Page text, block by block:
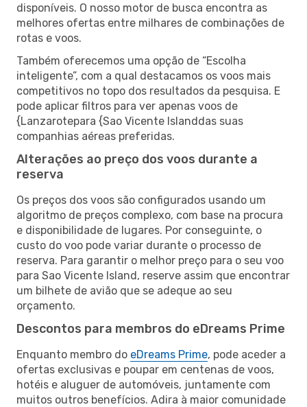
disponíveis. O nosso motor de busca encontra as
melhores ofertas entre milhares de combinações de
rotas e voos.
Também oferecemos uma opção de “Escolha
inteligente”, com a qual destacamos os voos mais
competitivos no topo dos resultados da pesquisa. E
pode aplicar filtros para ver apenas voos de
{Lanzarotepara {Sao Vicente Islanddas suas
companhias aéreas preferidas.
Alterações ao preço dos voos durante a
reserva
Os preços dos voos são configurados usando um
algoritmo de preços complexo, com base na procura
e disponibilidade de lugares. Por conseguinte, o
custo do voo pode variar durante o processo de
reserva. Para garantir o melhor preço para o seu voo
para Sao Vicente Island, reserve assim que encontrar
um bilhete de avião que se adeque ao seu
orçamento.
Descontos para membros do eDreams Prime
Enquanto membro do eDreams Prime, pode aceder a
ofertas exclusivas e poupar em centenas de voos,
hotéis e aluguer de automóveis, juntamente com
muitos outros benefícios. Adira à maior comunidade